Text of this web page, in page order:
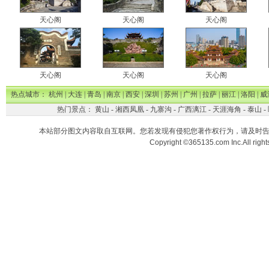
天心阁 天心阁 天心阁
天心阁 天心阁 天心阁
热点城市：杭州|大连|青岛|南京|西安|深圳|苏州|广州|拉萨|丽江|洛阳|威
热门景点： 黄山 - 湘西凤凰- 九寨沟 - 广西漓江- 天涯海角 - 泰山 -
本站部分图文内容取自互联网。您若发现有侵犯您著作权行为，请及时
Copyright ©365135.com Inc.All